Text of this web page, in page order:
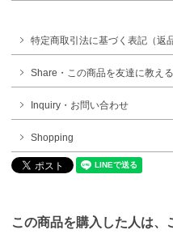
特定商取引法に基づく表記（返
Share・この商品を友達に教える
Inquiry・お問い合わせ
Shopping
この商品を購入した人は